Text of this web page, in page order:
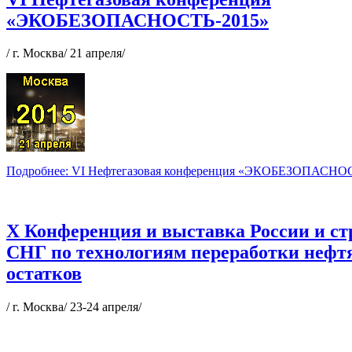
«ЭКОБЕЗОПАСНОСТЬ-2015»
/ г. Москва/ 21 апреля/
Подробнее: VI Нефтегазовая конференция
X Конференция и выставка России и
СНГ по технологиям переработки
остатков
/ г. Москва/ 23-24 апреля/